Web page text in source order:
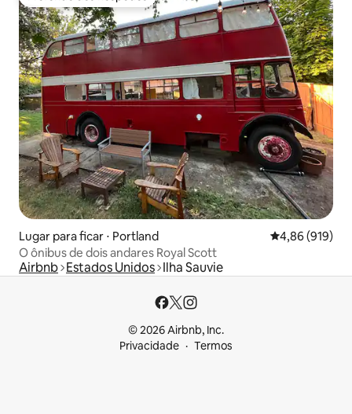
Lugar para ficar ⋅ Portland 4,86 de uma
4,86 (919)
O ônibus de dois andares Royal Scott
Airbnb Estados Unidos Ilha Sauvie
© 2026 Airbnb, Inc.
Privacidade
Termos